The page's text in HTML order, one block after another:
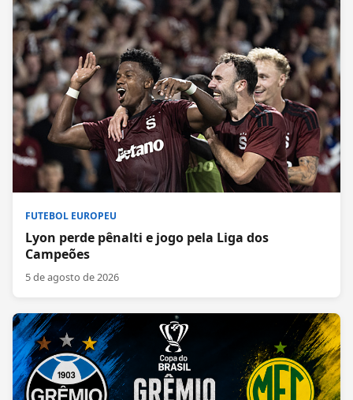
FUTEBOL EUROPEU
Lyon perde pênalti e jogo pela Liga dos
Campeões
5 de agosto de 2026